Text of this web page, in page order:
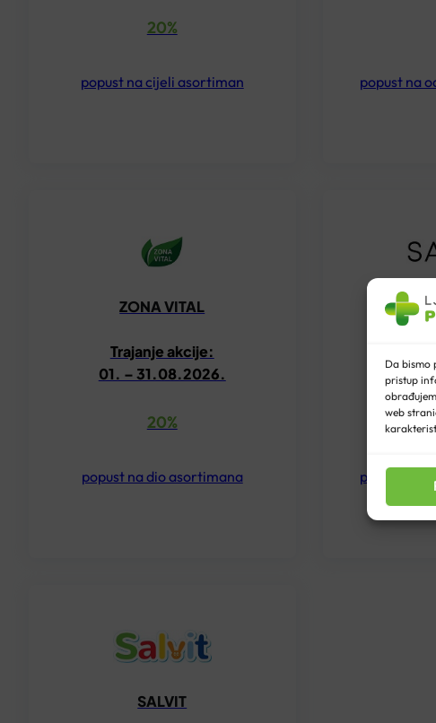
Da bismo
pristup
web
20%
popust na cijeli asortiman popust na
ZONA VITAL
Trajanje akcije:
01. – 31.08.2026.
20%
popust na dio asortimana
01. –
popust na
SALVIT